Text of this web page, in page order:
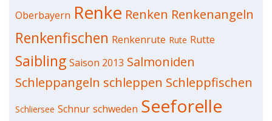
Oberbayern Renke Renken Renkenangeln
Renkenfischen Renkenrute Rute Rutte
Saibling Saison 2013 Salmoniden
Schleppangeln schleppen Schleppfischen
Schliersee Schnur schweden Seeforelle